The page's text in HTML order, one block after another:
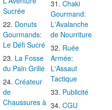
Sucrée
Donuts
Gourmands:
Le Défi Sucré
La Fosse
du Pain Grillé
Créateur
de
Chaussures à
Chaki
Gourmand:
L'Avalanche
de Nourriture
Ruée
Armée:
L'Assaut
Tactique
Publicité
CGU